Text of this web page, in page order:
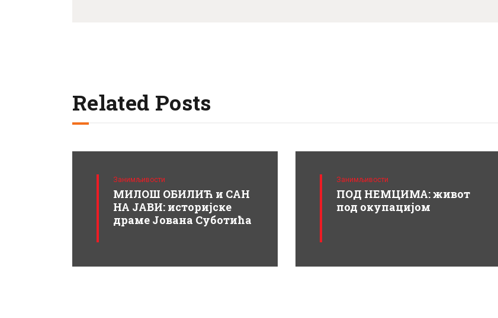
Related Posts
Занимљивости
МИЛОШ ОБИЛИЋ и САН
НА ЈАВИ: историјске
драме Јована Суботића
Занимљивости
ПОД НЕМЦИМА: живот
под окупацијом